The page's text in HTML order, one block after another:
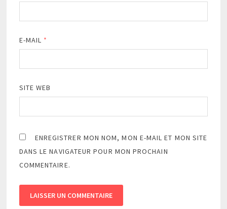
E-MAIL *
SITE WEB
ENREGISTRER MON NOM, MON E-MAIL ET MON SITE
DANS LE NAVIGATEUR POUR MON PROCHAIN
COMMENTAIRE.